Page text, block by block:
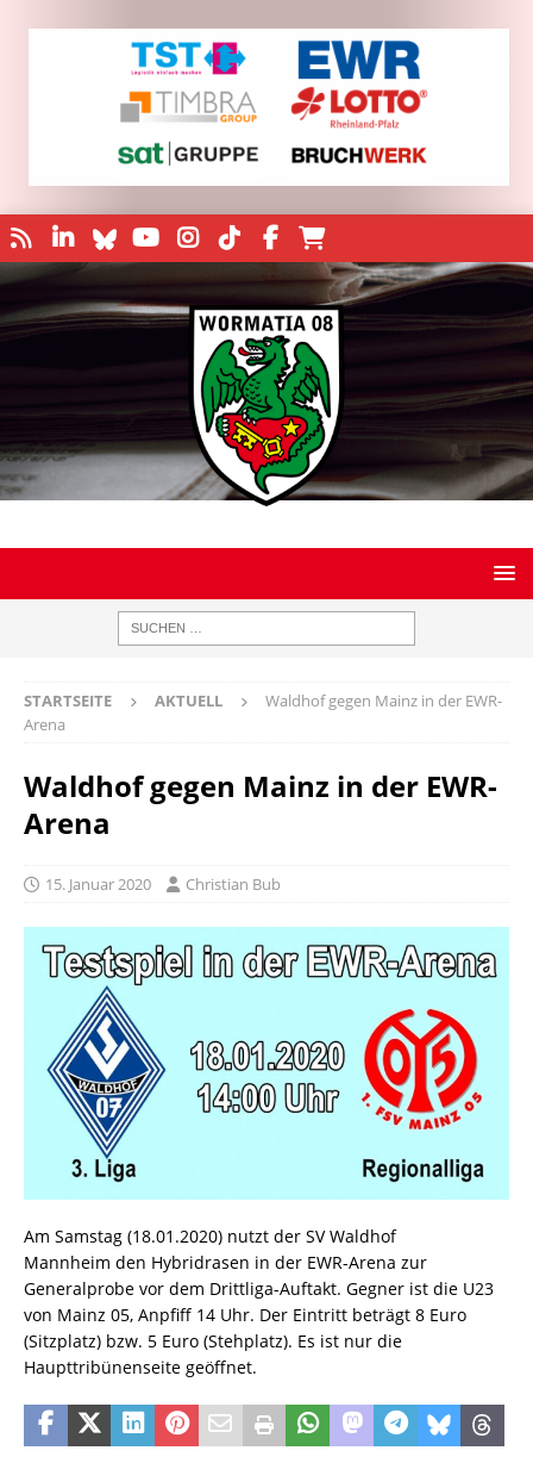
STARTSEITE AKTUELL
Waldhof gegen Mainz in der EWR-
Arena
Waldhof gegen Mainz in der EWR-
Arena
15. Januar 2020 Christian Bub
Am Samstag (18.01.2020) nutzt der SV Waldhof
Mannheim den Hybridrasen in der EWR-Arena zur
Generalprobe vor dem Drittliga-Auftakt. Gegner ist die U23
von Mainz 05, Anpfiff 14 Uhr. Der Eintritt beträgt 8 Euro
(Sitzplatz) bzw. 5 Euro (Stehplatz). Es ist nur die
Haupttribünenseite geöffnet.